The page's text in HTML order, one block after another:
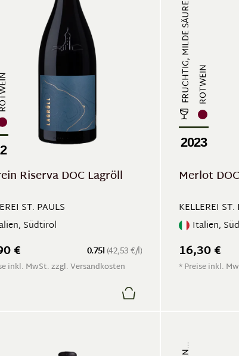
ROTWEIN
Riserva DOC Lagröll
ST. PAULS
Südtirol
0.75l (42,53 €/l)
€
inkl. MwSt. zzgl. Versandkosten
FRUCHTIG, MILDE SÄURE ROTWEIN
2023
Merlot
KELLEREI ST.
Italien,
16,30 €
* Preise inkl.